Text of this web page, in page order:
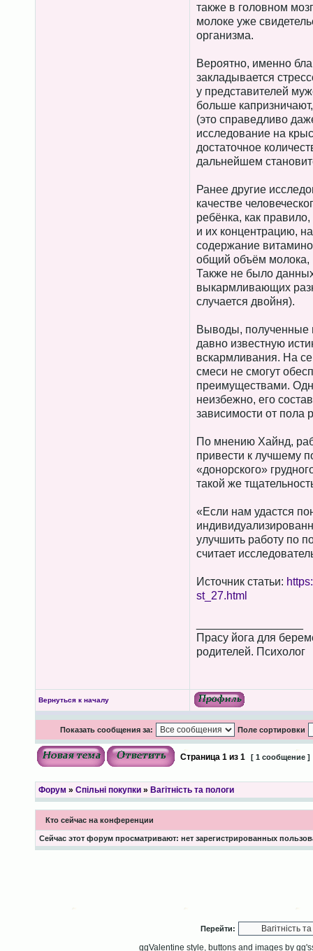
также в головном
молоке уже
организма.
Вероятно, именно
закладывается
у представителей
больше
(это справедливо
исследование на
достаточное
дальнейшем
Ранее другие
качестве
ребёнка, как
и их концентрацию,
содержание
общий объём молока,
Также не было
выкармливающих
случается двойня).
Выводы, полученные
давно известную
вскармливания. На
смеси не смогут
преимуществами.
неизбежно, его
зависимости от пола
По мнению Хайнд,
привести к лучшему
«донорского»
такой же
«Если нам удастся
улучшить работу по
считает
Источник статьи:
st_27.html
Прасу йога для
родителей. Психолог
Вернуться к началу
Показать сообщения за: Поле сортировки
Страница 1из 1 [ 1 сообщение ]
Форум » Спільні покупки» Вагітність та пологи
Кто сейчас на конференции
Сейчас этот форум просматривают: нет зарегистрированных
Перейти:
ggValentine style, buttons and images by